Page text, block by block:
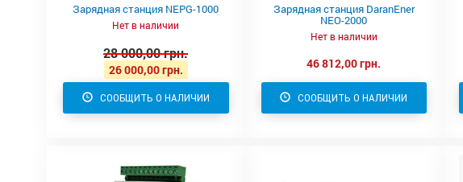
Зарядная станция NEPG-1000
Нет в наличии
28 000,00 грн.
26 000,00 грн.
СООБЩИТЬ О НАЛИЧИИ
Зарядная станция DaranEner
NEO-2000
Нет в наличии
46 812,00 грн.
СООБЩИТЬ О НАЛИЧИИ